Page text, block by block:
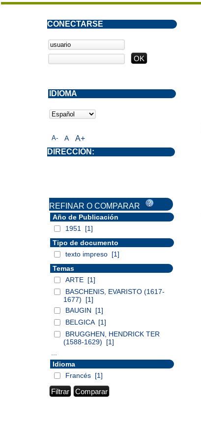
A- A A+
CONECTARSE
DIRECCIÓN:
IDIOMA
REFINAR O COMPARAR
Año de Publicación
1951
[1]
Tipo de documento
texto impreso [1]
Temas
ARTE [1]
BASCHENIS, EVARISTO (1617-
1677)
[1]
BAUGIN
[1]
BELGICA [1]
BRUGGHEN, HENDRICK TER
(1588-1629)
[1]
Idioma
Francés [1]